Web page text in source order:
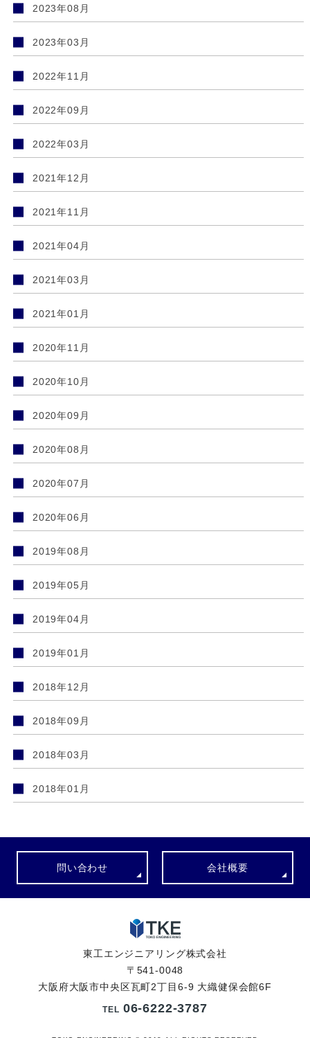
2023年08月
2023年03月
2022年11月
2022年09月
2022年03月
2021年12月
2021年11月
2021年04月
2021年03月
2021年01月
2020年11月
2020年10月
2020年09月
2020年08月
2020年07月
2020年06月
2019年08月
2019年05月
2019年04月
2019年01月
2018年12月
2018年09月
2018年03月
2018年01月
問い合わせ 会社概要
東工エンジニアリング株式会社
〒541-0048
大阪府大阪市中央区瓦町2丁目6-9 大織健保会館6F
TEL 06-6222-3787